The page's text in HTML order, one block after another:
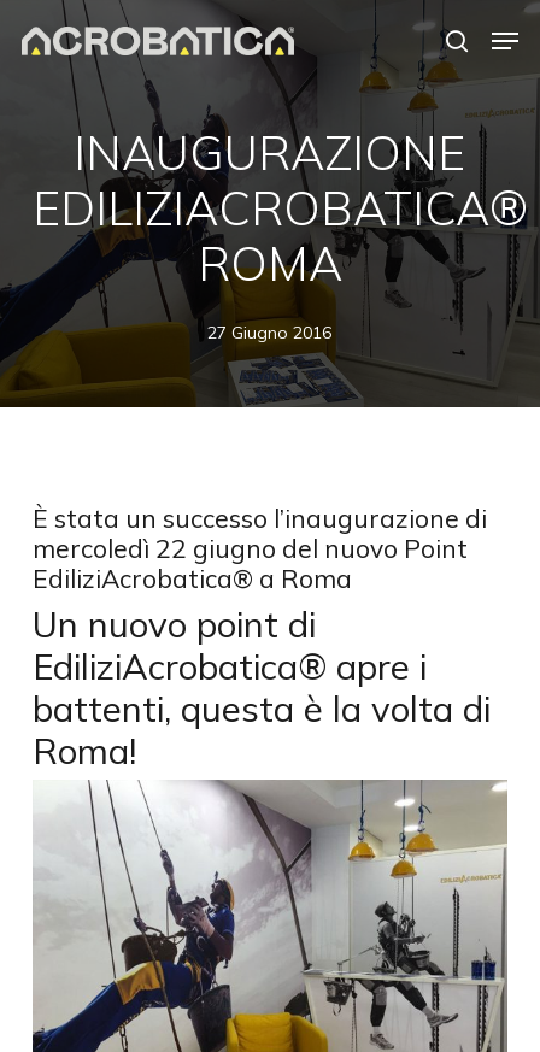
content
INAUGURAZIONE
EDILIZIACROBATICA®
ROMA
27 Giugno 2016
È stata un successo l’inaugurazione di
mercoledì 22 giugno del nuovo Point
EdiliziAcrobatica® a Roma
Un nuovo point di
EdiliziAcrobatica® apre i
battenti, questa è la volta di
Roma!
Menu